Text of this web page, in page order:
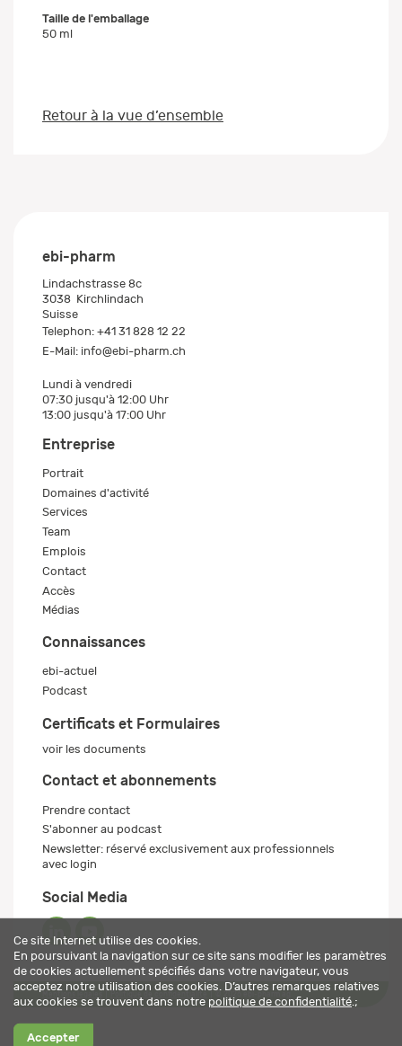
Taille de l'emballage
50 ml
Retour à la vue d’ensemble
ebi-pharm
Lindachstrasse 8c
3038 Kirchlindach
Suisse
Telephon: +41 31 828 12 22
E-Mail: info@ebi-pharm.ch
Lundi à vendredi
07:30 jusqu'à 12:00 Uhr
13:00 jusqu'à 17:00 Uhr
Entreprise
Portrait
Domaines d'activité
Services
Team
Emplois
Contact
Accès
Médias
Connaissances
ebi-actuel
Podcast
Certificats et Formulaires
voir les documents
Contact et abonnements
Prendre contact
S'abonner au podcast
Newsletter: réservé exclusivement aux professionnels
avec login
Social Media
Ce site Internet utilise des cookies.
En poursuivant la navigation sur ce site sans modifier les paramètres
de cookies actuellement spécifiés dans votre navigateur, vous
acceptez notre utilisation des cookies. D’autres remarques relatives
aux cookies se trouvent dans notre politique de confidentialité .;
Accepter